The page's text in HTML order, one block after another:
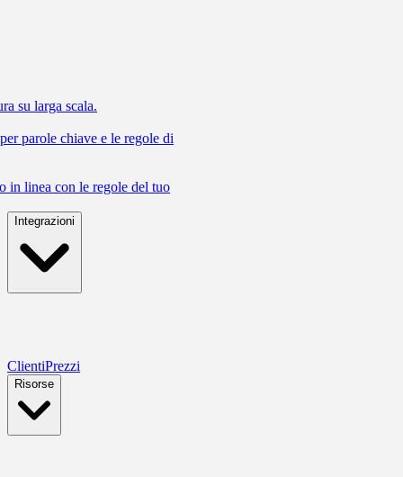
su larga scala.
parole chiave e le regole di
in linea con le regole del tuo
Integrazioni
ClientiPrezzi
Risorse